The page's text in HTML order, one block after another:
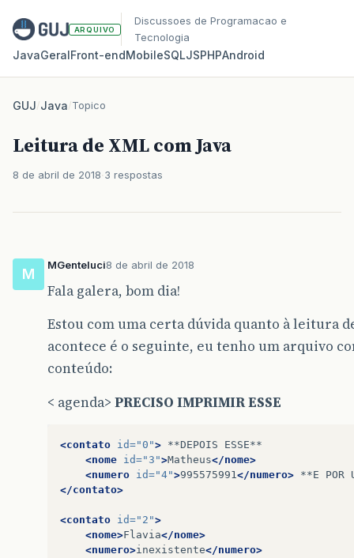
ARQUIVO
Discussoes de Programacao e
Tecnologia
JavaGeralFront‑endMobileSQLJSPHPAndroid
GUJ/Java/Topico
Leitura de XML com Java
8 de abril de 2018 3 respostas
M
MGenteluci8 de abril de 2018
Fala galera, bom dia!
Estou com uma certa dúvida quanto à leitura
acontece é o seguinte, eu tenho um arquivo
conteúdo:
< agenda> PRECISO IMPRIMIR ESSE
<contato id="0"> **DEPOIS
<nome id="3">Matheus</nome>
<numero id="4">995575991</numero> **E POR
</contato>
<contato id="2">
<nome>Flavia</nome>
<numero>inexistente</numero>